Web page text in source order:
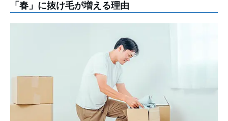
「春」に抜け毛が増える理由